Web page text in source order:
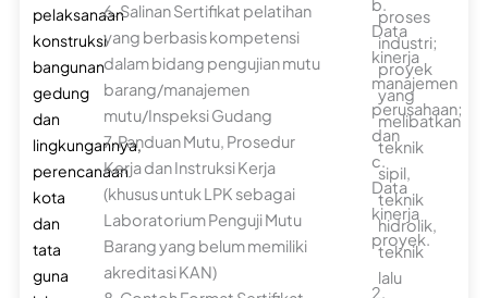
pelaksanaan
konstruksi
bangunan
gedung
dan
lingkungannya,
perencanaan
kota
dan
tata
guna
6. Salinan Sertifikat pelatihan
yang berbasis kompetensi
dalam bidang pengujian mutu
barang/manajemen
mutu/Inspeksi Gudang
7. Panduan Mutu, Prosedur
Kerja dan Instruksi Kerja
(khusus untuk LPK sebagai
Laboratorium Penguji Mutu
Barang yang belum memiliki
akreditasi KAN)
b.
Data
kinerja
manajemen
perusahaan;
dan
c.
Data
kinerja
proyek.
2.
proses
industri;
proyek
yang
melibatkan
teknik
sipil,
teknik
hidrolik,
teknik
lalu